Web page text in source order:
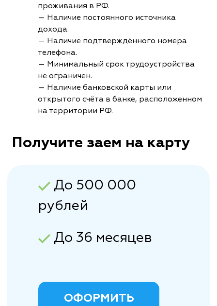
проживания в РФ.
— Наличие постоянного источника
дохода.
— Наличие подтверждённого номера
телефона.
— Минимальный срок трудоустройства
не ограничен.
— Наличие банковской карты или
открытого счёта в банке, расположенном
на территории РФ.
Получите заем на карту
До 500 000
рублей
До 36 месяцев
ОФОРМИТЬ